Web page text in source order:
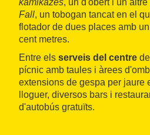
kamikazes, un d'obert i un altre
Fall, un tobogan tancat en el
flotador de dues places amb
cent metres.
Entre els serveis del centre
pícnic amb taules i àrees
extensions de gespa per jaure
lloguer, diversos bars i
d'autobús gratuïts.